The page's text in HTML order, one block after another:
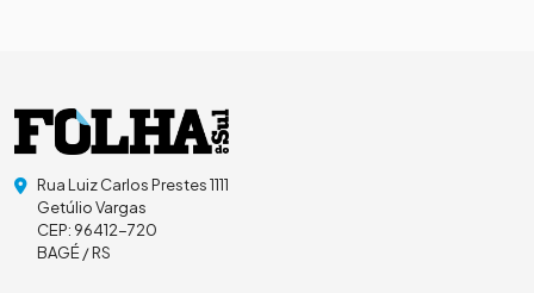
Rua Luiz Carlos Prestes 1111
Getúlio Vargas
CEP: 96412-720
BAGÉ / RS